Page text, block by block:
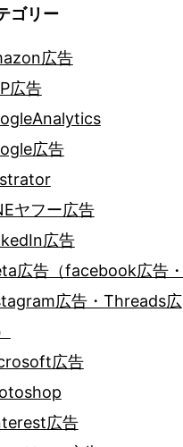
ゴリー
広告
広告
広告
ヤフー広告
広告
広告（facebook広告・
広告・Threads広
広告
広告